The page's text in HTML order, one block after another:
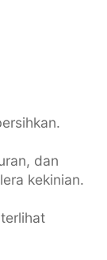
dan
kekinian.